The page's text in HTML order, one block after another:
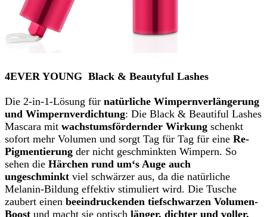
4EVER YOUNG Black & Beautyful Lashes
Die 2-in-1-Lösung für natürliche Wimpernverlängerung
und Wimpernverdichtung: Die Black & Beautiful Lashes
Mascara mit wachstumsfördernder Wirkung schenkt
sofort mehr Volumen und sorgt Tag für Tag für eine Re-
Pigmentierung der nicht geschminkten Wimpern. So
sehen die Härchen rund um‘s Auge auch
ungeschminkt viel schwärzer aus, da die natürliche
Melanin-Bildung effektiv stimuliert wird. Die Tusche
zaubert einen beeindruckenden tiefschwarzen Volumen-
Boost und macht sie optisch länger, dichter und voller.